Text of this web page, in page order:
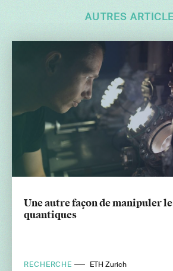
AUTRES
Une autre façon de manipuler
quantiques
RECHERCHE ETH Zurich